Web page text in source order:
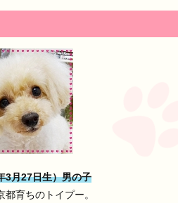
3月27日生）男の子
都育ちのトイプー。